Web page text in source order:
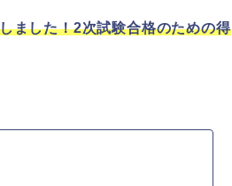
ました！2次試験合格のための得